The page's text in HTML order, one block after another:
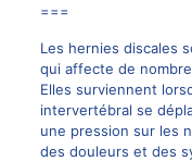
===
Les hernies discales
qui affecte de
Elles surviennent
intervertébral se
une pression sur les
des douleurs et des